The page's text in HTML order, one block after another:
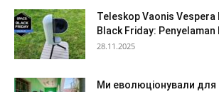
Teleskop Vaonis Vespera
Black Friday:
28.11.2025
Ми еволюціонували